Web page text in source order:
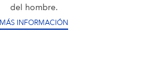
del hombre.
MÁS INFORMACIÓN